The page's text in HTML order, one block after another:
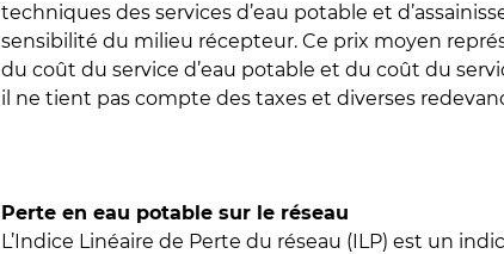
techniques des services d’eau potable et
sensibilité du milieu récepteur. Ce prix moyen
du coût du service d’eau potable et du coût du
il ne tient pas compte des taxes et diverses
Perte en eau potable sur le réseau
L’Indice Linéaire de Perte du réseau (ILP) est un